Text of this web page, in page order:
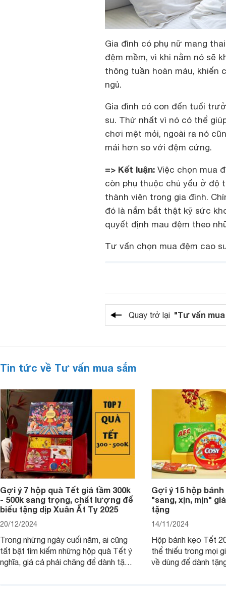
Gia đình có phụ nữ mang
đệm mềm, vì khi nằm nó sẽ
thông tuần hoàn máu, khiến
ngủ.
Gia đình có con đến tuổi
su. Thứ nhất vì nó có thể
chơi mệt mỏi, ngoài ra nó
mái hơn so với đệm cứng.
=> Kết luận: Việc chọn mua
còn phụ thuộc chủ yếu ở độ
thành viên trong gia đình.
đó là nắm bắt thật kỹ sức
quyết định mau đệm theo
Tư vấn chọn mua đệm cao
Quay trở lại "Tư vấn
Tin tức về Tư vấn mua sắm
Gợi ý 7 hộp quà Tết giá tầm 300k
- 500k sang trọng, chất lượng để
biếu tặng dịp Xuân Ất Tỵ 2025
20/12/2024
Trong những ngày cuối năm, ai cũng
tất bật tìm kiếm những hộp quà Tết ý
nghĩa, giá cả phải chăng để dành tặng
Gợi ý 15 hộp
"sang, xịn, mịn"
tặng
14/11/2024
Hộp bánh kẹo Tết
thể thiếu trong mọi
về dùng để dành